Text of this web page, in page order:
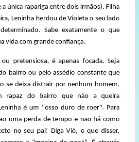
a única rapariga entre dois irmãos). Filha
Leninha herdou de Violeta o seu lado
Sabe exatamente o que
vida com grande confiança.
pretensiosa, é apenas focada. Seja
bairro ou pelo assédio constante que
se deixa distrair por nenhum homem.
rapaz do bairro que não a queira
é um "osso duro de roer". Para
uma perda de tempo e não há como
no seu pai! Diga Vió, o que disser,